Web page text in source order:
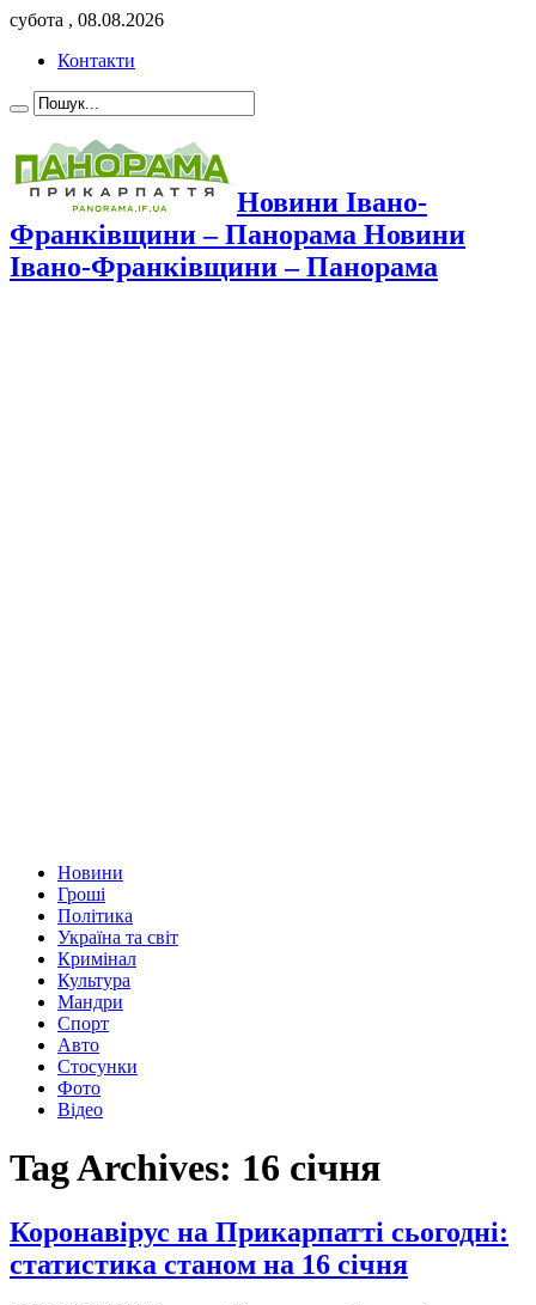
субота , 08.08.2026
Контакти
Новини Івано-
Франківщини – Панорама Новини
Івано-Франківщини – Панорама
Новини
Гроші
Політика
Україна та світ
Кримінал
Культура
Мандри
Спорт
Авто
Стосунки
Фото
Відео
Tag Archives: 16 січня
Коронавірус на Прикарпатті сьогодні:
статистика станом на 16 січня